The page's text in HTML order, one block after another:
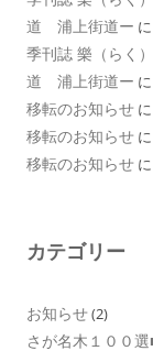
道 浦上街道ー に
季刊誌 樂（らく
道 浦上街道ー に
移転のお知らせ に
移転のお知らせ に
移転のお知らせ に
カテゴリー
お知らせ(2)
さが名木１００